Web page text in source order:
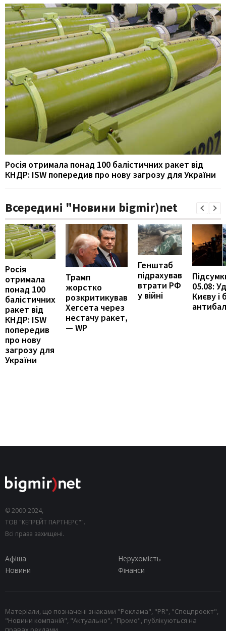
Росія отримала понад 100 балістичних ракет від
КНДР: ISW попередив про нову загрозу для України
Всередині "Новини bigmir)net
Росія
отримала
понад 100
балістичних
ракет від
КНДР: ISW
попередив
про нову
загрозу для
України
Трамп
жорстко
розкритикував
Хегсета через
нестачу ракет,
— WP
Генштаб
підрахував
втрати РФ
у війні
05.08:
Києву і
© 2000-2024,
ТОВ "КЕПРЕЙТ ПАРТНЕРС"".
Всі права захищені.
Афіша
Нерухомість
Новини
Фінанси
Матеріали, що позначені знаками "Реклама", "PR", "Спецпроект",
"Новини компаній", "Актуально", "Промо", публікуються на